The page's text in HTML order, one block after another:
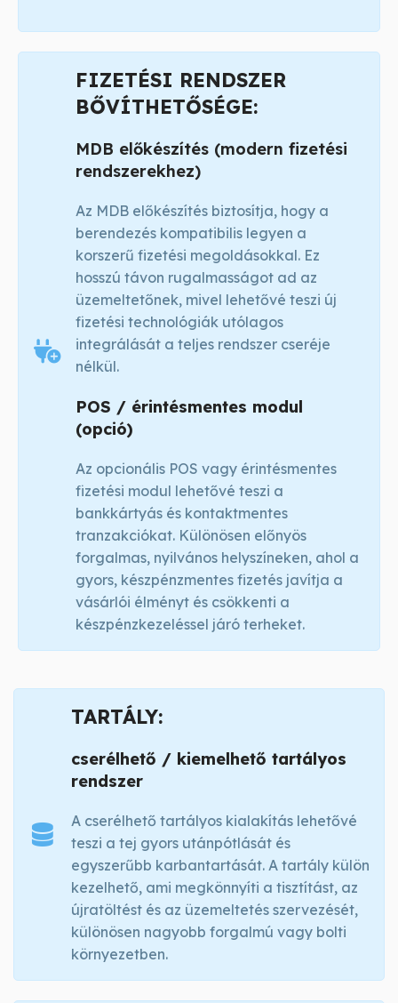
FIZETÉSI RENDSZER
BŐVÍTHETŐSÉGE:
MDB előkészítés (modern fizetési
rendszerekhez)
Az MDB előkészítés biztosítja, hogy a
berendezés kompatibilis legyen a
korszerű fizetési megoldásokkal. Ez
hosszú távon rugalmasságot ad az
üzemeltetőnek, mivel lehetővé teszi új
fizetési technológiák utólagos
integrálását a teljes rendszer cseréje
nélkül.
POS / érintésmentes modul
(opció)
Az opcionális POS vagy érintésmentes
fizetési modul lehetővé teszi a
bankkártyás és kontaktmentes
tranzakciókat. Különösen előnyös
forgalmas, nyilvános helyszíneken, ahol a
gyors, készpénzmentes fizetés javítja a
vásárlói élményt és csökkenti a
készpénzkezeléssel járó terheket.
TARTÁLY:
cserélhető / kiemelhető tartályos
rendszer
A cserélhető tartályos kialakítás lehetővé
teszi a tej gyors utánpótlását és
egyszerűbb karbantartását. A tartály külön
kezelhető, ami megkönnyíti a tisztítást, az
újratöltést és az üzemeltetés szervezését,
különösen nagyobb forgalmú vagy bolti
környezetben.